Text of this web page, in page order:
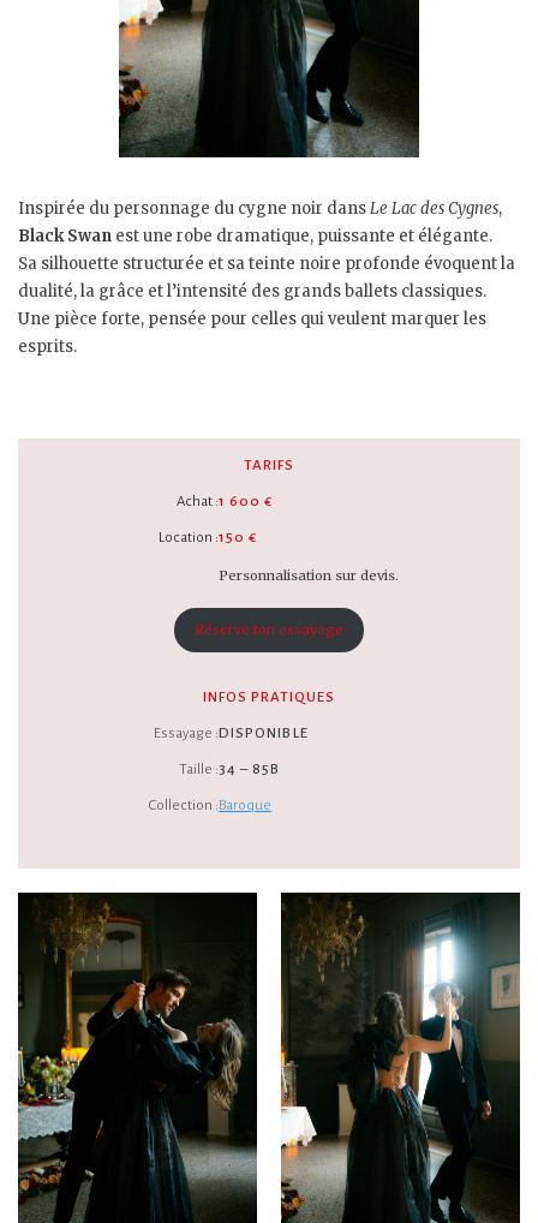
Inspirée du personnage du cygne noir dansLe Lac des Cygnes,
Black Swan est une robe dramatique, puissante et élégante.
Sa silhouette structurée et sa teinte noire profonde évoquent la
dualité, la grâce et l’intensité des grands ballets classiques.
Une pièce forte, pensée pour celles qui veulent marquer les
esprits.
TARIFS
Achat :
Location :
1 600 €
150 €
Personnalisation sur devis.
Réserve ton essayage
INFOS PRATIQUES
Essayage :
Taille :
Collection :
DISPONIBLE
34 – 85B
Baroque